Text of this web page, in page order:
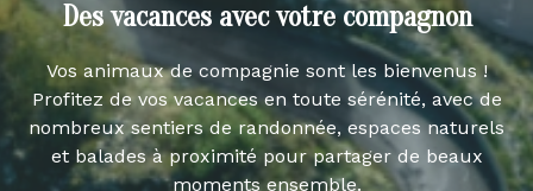
Des vacances avec votre compagnon
Vos animaux de compagnie sont les bienvenus !
Profitez de vos vacances en toute sérénité, avec de
nombreux sentiers de randonnée, espaces naturels
et balades à proximité pour partager de beaux
moments ensemble.